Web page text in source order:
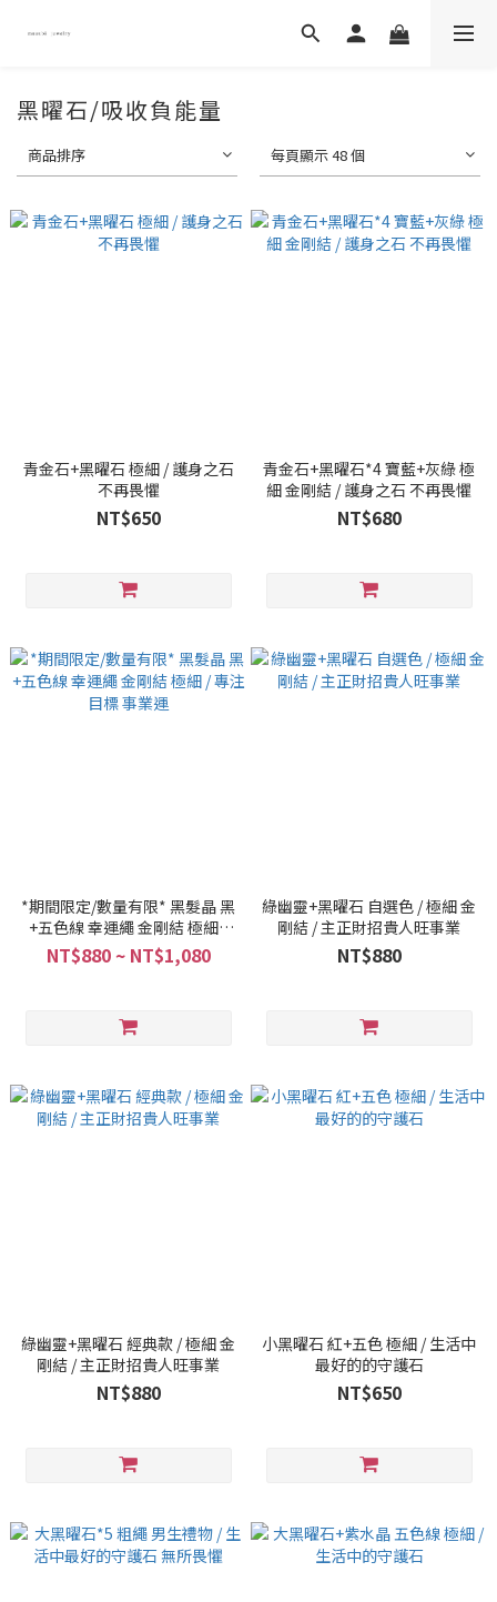
黑曜石/吸收負能量
商品排序 每頁顯示 48 個
青金石+黑曜石 極細 / 護身之石
不再畏懼
NT$650
青金石+黑曜石*4 寶藍+灰綠 極
細 金剛結 / 護身之石 不再畏懼
NT$680
*期間限定/數量有限* 黑髮晶 黑
+五色線 幸運繩 金剛結 極細 /
專注目標 事業運
NT$880 ~ NT$1,080
綠幽靈+黑曜石 自選色 / 極細 金
剛結 / 主正財招貴人旺事業
NT$880
綠幽靈+黑曜石 經典款 / 極細 金
剛結 / 主正財招貴人旺事業
NT$880
小黑曜石 紅+五色 極細 / 生活中
最好的的守護石
NT$650